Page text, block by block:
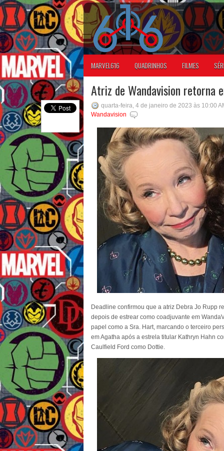
MARVEL616 QUADRINHOS FILMES
Atriz de Wandavision retorna
quarta-feira, 4 de janeiro de 2023 às 10:00
Wandavision
Deadline confirmou que a atriz Debra Jo Rupp
depois de estrear como coadjuvante em
papel como a Sra. Hart, marcando o terceiro
em Agatha após a estrela titular Kathryn Hahn
Caulfield Ford como Dottie.